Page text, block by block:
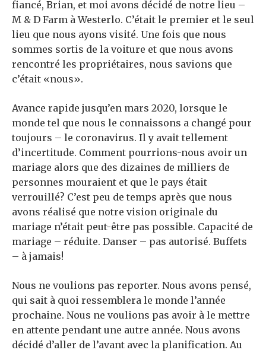
fiancé, Brian, et moi avons décidé de notre lieu –
M & D Farm à Westerlo. C’était le premier et le seul
lieu que nous ayons visité. Une fois que nous
sommes sortis de la voiture et que nous avons
rencontré les propriétaires, nous savions que
c’était «nous».
Avance rapide jusqu’en mars 2020, lorsque le
monde tel que nous le connaissons a changé pour
toujours – le coronavirus. Il y avait tellement
d’incertitude. Comment pourrions-nous avoir un
mariage alors que des dizaines de milliers de
personnes mouraient et que le pays était
verrouillé? C’est peu de temps après que nous
avons réalisé que notre vision originale du
mariage n’était peut-être pas possible. Capacité de
mariage – réduite. Danser – pas autorisé. Buffets
– à jamais!
Nous ne voulions pas reporter. Nous avons pensé,
qui sait à quoi ressemblera le monde l’année
prochaine. Nous ne voulions pas avoir à le mettre
en attente pendant une autre année. Nous avons
décidé d’aller de l’avant avec la planification. Au